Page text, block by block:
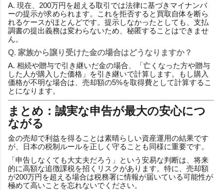
A. 現在、200万円を超える取引では法律に基づきマイナンバ
ーの提示が求められます。これを拒否すると買取自体を断ら
れるケースがほとんどです。提示しなかったとしても、支払
調書の提出義務は変わらないため、秘匿することはできませ
ん。
Q. 家族から譲り受けた金の場合はどうなりますか？
A. 相続や贈与で引き継いだ金の場合、「亡くなった方や贈与
した人が購入した価格」を引き継いで計算します。もし購入
価格が不明な場合は、売却額の5%を取得費として計算するこ
とになります。
まとめ：誠実な申告が最大の安心につ
ながる
金の売却で利益を得ることは素晴らしい資産運用の結果です
が、日本の税制ルールを正しく守ることも同様に重要です。
「申告しなくても大丈夫だろう」という安易な判断は、将来
的に高額な追徴課税を招くリスクがあります。特に、売却額
が200万円を超える場合は税務署に情報が届いている可能性が
極めて高いことを忘れないでください。